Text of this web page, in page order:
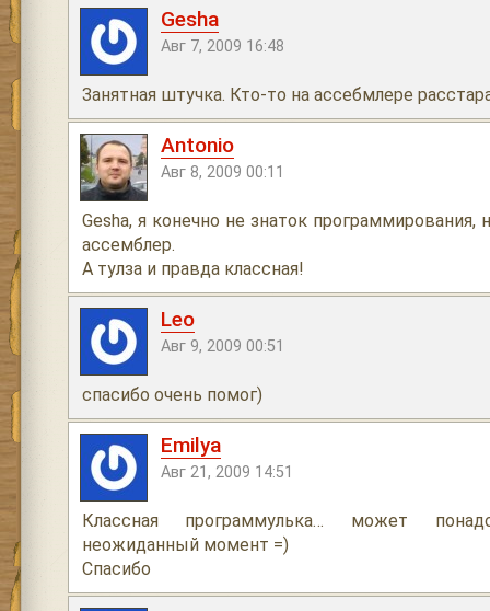
Gesha
Авг 7, 2009 16:48
Занятная штучка. Кто-то на ассебмлере
Antonio
Авг 8, 2009 00:11
Gesha, я конечно не знаток программирования,
ассемблер.
А тулза и правда классная!
Leo
Авг 9, 2009 00:51
спасибо очень помог)
Emilya
Авг 21, 2009 14:51
Классная программулька… может
неожиданный момент =)
Спасибо